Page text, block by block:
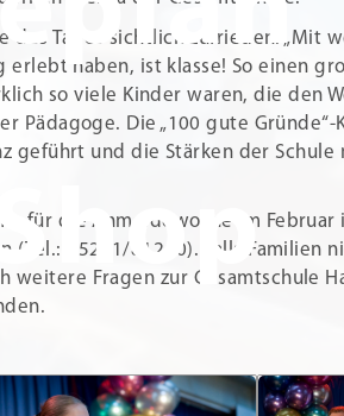
des Tages sichtlich zufrieden. „Mit
erlebt haben, ist klasse! So einen
so viele Kinder waren, die den
Pädagoge. Die „100 gute Gründe“-
geführt und die Stärken der Schule
für die Anmeldewoche im Februar
(Tel.: 05201/81260). Falls Familien
weitere Fragen zur Gesamtschule